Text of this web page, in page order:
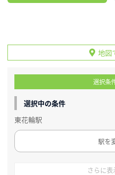
地図
選択条
選択中の条件
東花輪駅
駅を
さらに表